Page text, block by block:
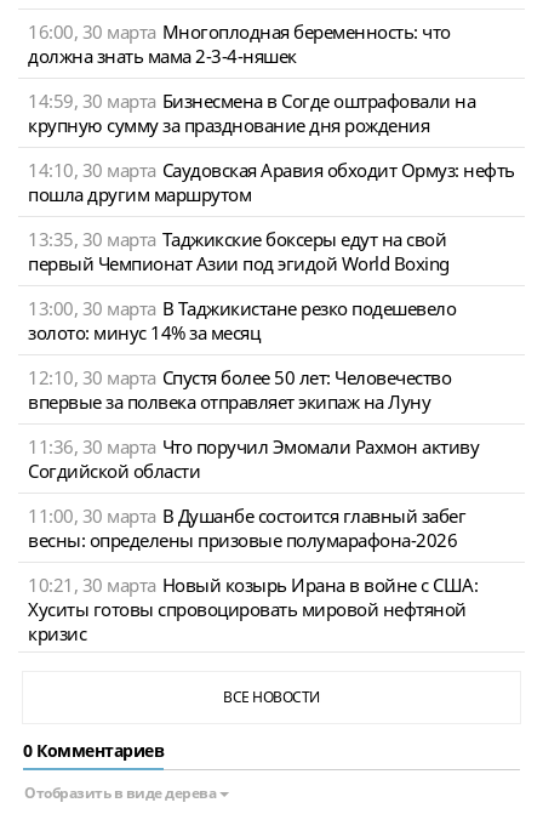
16:00, 30 марта Многоплодная беременность: что
должна знать мама 2-3-4-няшек
14:59, 30 марта Бизнесмена в Согде оштрафовали на
крупную сумму за празднование дня рождения
14:10, 30 марта Саудовская Аравия обходит Ормуз: нефть
пошла другим маршрутом
13:35, 30 марта Таджикские боксеры едут на свой
первый Чемпионат Азии под эгидой World Boxing
13:00, 30 марта В Таджикистане резко подешевело
золото: минус 14% за месяц
12:10, 30 марта Спустя более 50 лет: Человечество
впервые за полвека отправляет экипаж на Луну
11:36, 30 марта Что поручил Эмомали Рахмон активу
Согдийской области
11:00, 30 марта В Душанбе состоится главный забег
весны: определены призовые полумарафона-2026
10:21, 30 марта Новый козырь Ирана в войне с США:
Хуситы готовы спровоцировать мировой нефтяной
кризис
ВСЕ НОВОСТИ
0 Комментариев
Отобразить в виде дерева